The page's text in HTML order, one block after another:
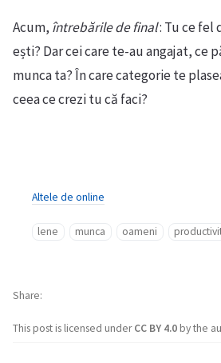
Acum, întrebările de final: Tu ce fel
ești? Dar cei care te-au angajat, ce
munca ta? În care categorie te
ceea ce crezi tu că faci?
Altele de online
lene munca oameni
This post is licensed underCC BY 4.0by the
Share